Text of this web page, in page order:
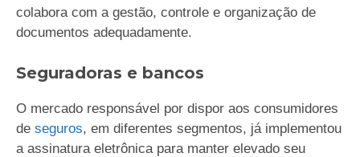
colabora com a gestão, controle e organização de
documentos adequadamente.
Seguradoras e bancos
O mercado responsável por dispor aos consumidores
de seguros, em diferentes segmentos, já implementou
a assinatura eletrônica para manter elevado seu